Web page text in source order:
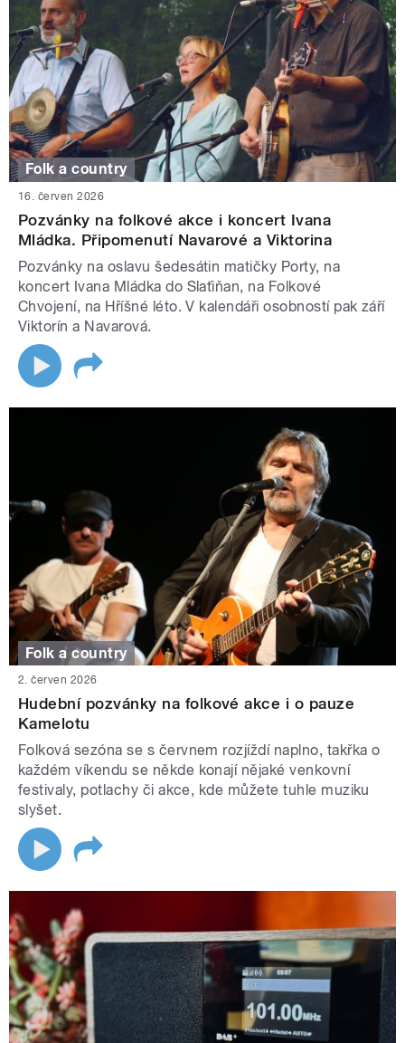
Folk a country
16. červen 2026
Pozvánky na folkové akce i koncert Ivana
Mládka. Připomenutí Navarové a Viktorina
Pozvánky na oslavu šedesátin matičky Porty, na
koncert Ivana Mládka do Slaťiňan, na Folkové
Chvojení, na Hříšné léto. V kalendáři osobností pak září
Viktorín a Navarová.
Folk a country
2. červen 2026
Hudební pozvánky na folkové akce i o pauze
Kamelotu
Folková sezóna se s červnem rozjíždí naplno, takřka o
každém víkendu se někde konají nějaké venkovní
festivaly, potlachy či akce, kde můžete tuhle muziku
slyšet.